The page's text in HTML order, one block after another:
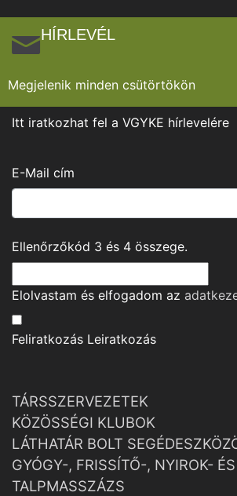
HÍRLEVÉL
Megjelenik minden csütörtökön
Itt iratkozhat fel a VGYKE hírlevelére
E-Mail cím
Ellenőrzőkód 3 és 4 összege.
Elolvastam és elfogadom az
Feliratkozás Leiratkozás
TÁRSSZERVEZETEK
KÖZÖSSÉGI KLUBOK
LÁTHATÁR BOLT
GYÓGY-, FRISSÍTŐ-, NYIROK- ÉS
TALPMASSZÁZS